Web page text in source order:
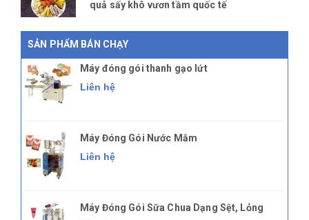
quả sấy khô vươn tầm quốc tế
SẢN PHẨM BÁN CHẠY
Máy đóng gói thanh gạo lứt
Liên hệ
Máy Đóng Gói Nước Mắm
Liên hệ
Máy Đóng Gói Sữa Chua Dạng Sệt, Lỏng